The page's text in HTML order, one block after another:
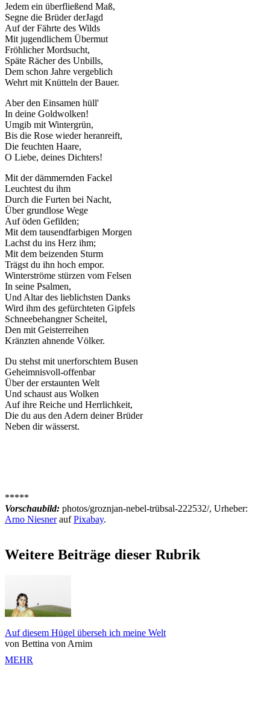
Jedem ein überfließend Maß,
Segne die Brüder derJagd
Auf der Fährte des Wilds
Mit jugendlichem Übermut
Fröhlicher Mordsucht,
Späte Rächer des Unbills,
Dem schon Jahre vergeblich
Wehrt mit Knütteln der Bauer.
Aber den Einsamen hüll'
In deine Goldwolken!
Umgib mit Wintergrün,
Bis die Rose wieder heranreift,
Die feuchten Haare,
O Liebe, deines Dichters!
Mit der dämmernden Fackel
Leuchtest du ihm
Durch die Furten bei Nacht,
Über grundlose Wege
Auf öden Gefilden;
Mit dem tausendfarbigen Morgen
Lachst du ins Herz ihm;
Mit dem beizenden Sturm
Trägst du ihn hoch empor.
Winterströme stürzen vom Felsen
In seine Psalmen,
Und Altar des lieblichsten Danks
Wird ihm des gefürchteten Gipfels
Schneebehangner Scheitel,
Den mit Geisterreihen
Kränzten ahnende Völker.
Du stehst mit unerforschtem Busen
Geheimnisvoll-offenbar
Über der erstaunten Welt
Und schaust aus Wolken
Auf ihre Reiche und Herrlichkeit,
Die du aus den Adern deiner Brüder
Neben dir wässerst.
*****
Vorschaubild: photos/groznjan-nebel-trübsal-222532/, Urheber:
Arno NiesneraufPixabay.
Weitere Beiträge dieser Rubrik
Auf diesem Hügel überseh ich meine Welt
von Bettina von Arnim
MEHR